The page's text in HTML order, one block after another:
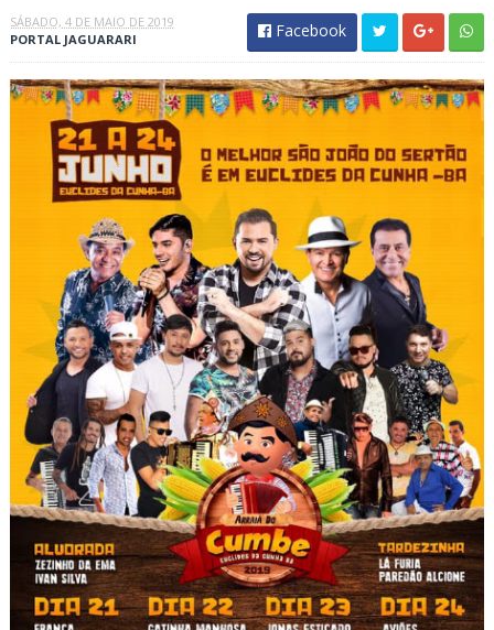
SÁBADO, 4 DE MAIO DE 2019
PORTAL JAGUARARI
Facebook